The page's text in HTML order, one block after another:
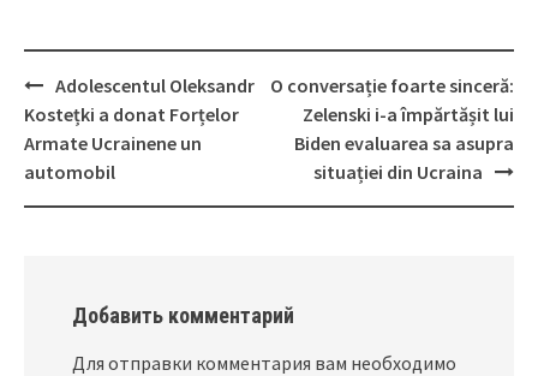
Post
navigation
Adolescentul Oleksandr
Kostețki a donat Forțelor
Armate Ucrainene un
automobil
O conversație foarte sinceră:
Zelenski i-a împărtășit lui
Biden evaluarea sa asupra
situației din Ucraina
Добавить комментарий
Для отправки комментария вам необходимо